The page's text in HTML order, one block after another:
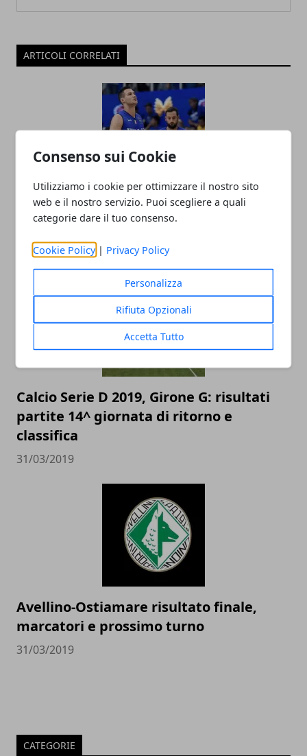
Consenso sui Cookie
Utilizziamo i cookie per ottimizzare il nostro sito
web e il nostro servizio. Puoi scegliere a quali
categorie dare il tuo consenso.
Cookie Policy | Privacy Policy
Personalizza
Rifiuta Opzionali
Accetta Tutto
ARTICOLI CORRELATI
Mondiale di Basket: dove può arrivare
l'Italia di Meo Sacchetti?
27/06/2019
Calcio Serie D 2019, Girone G: risultati
partite 14^ giornata di ritorno e
classifica
31/03/2019
Avellino-Ostiamare risultato finale,
marcatori e prossimo turno
31/03/2019
CATEGORIE